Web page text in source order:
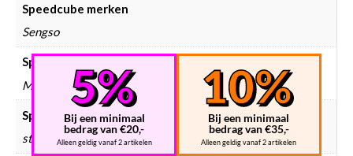
Speedcube merken
Sengso
Speedcube type
Megamorphix
Speedcube kleur
stickerless
Bij een minimaal
bedrag van €20,-
Alleen geldig vanaf 2 artikelen
Bij een minimaal
bedrag van €35,-
Alleen geldig vanaf 2 artikelen